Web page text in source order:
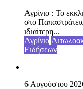
Αγρίνιο : Το
στο
ιδιαίτερη...
Αγρίνιο
Ειδήσεων
6 Αυγούστου